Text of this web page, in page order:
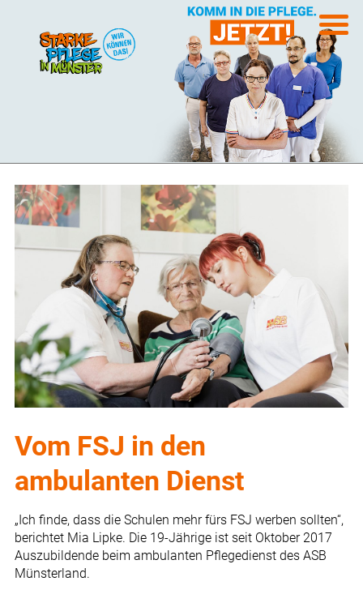
Vom FSJ in den
ambulanten Dienst
„Ich finde, dass die Schulen mehr fürs FSJ werben sollten“,
berichtet Mia Lipke. Die 19-Jährige ist seit Oktober 2017
Auszubildende beim ambulanten Pflegedienst des ASB
Münsterland.